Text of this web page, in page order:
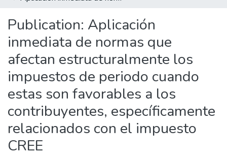
Publication: Aplicación
inmediata de normas que
afectan estructuralmente los
impuestos de periodo cuando
estas son favorables a los
contribuyentes, específicamente
relacionados con el impuesto
CREE